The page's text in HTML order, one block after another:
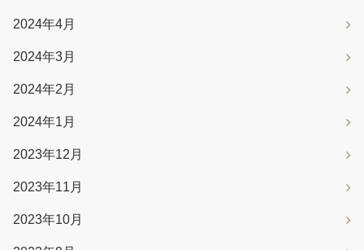
2024年4月
2024年3月
2024年2月
2024年1月
2023年12月
2023年11月
2023年10月